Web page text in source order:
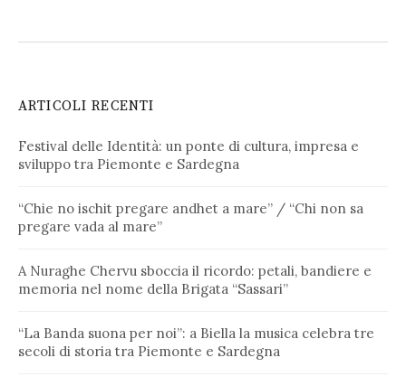
ARTICOLI RECENTI
Festival delle Identità: un ponte di cultura, impresa e
sviluppo tra Piemonte e Sardegna
“Chie no ischit pregare andhet a mare” / “Chi non sa
pregare vada al mare”
A Nuraghe Chervu sboccia il ricordo: petali, bandiere e
memoria nel nome della Brigata “Sassari”
“La Banda suona per noi”: a Biella la musica celebra tre
secoli di storia tra Piemonte e Sardegna